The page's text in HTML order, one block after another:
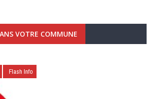
VOTRE COMMUNE
Flash Info